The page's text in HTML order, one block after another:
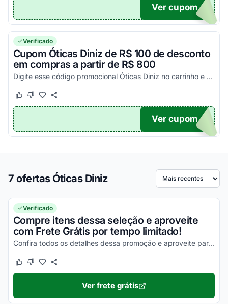
FF
Ver cupom
Verificado
Cupom Óticas Diniz de R$ 100 de desconto
em compras a partir de R$ 800
Digite esse código promocional Óticas Diniz no carrinho e aproveite!
Este cupom funcionou
Este cupom não funcionou
FF
Ver cupom
7 ofertas Óticas Diniz Ordenar por
Verificado
Compre itens dessa seleção e aproveite
com Frete Grátis por tempo limitado!
Confira todos os detalhes dessa promoção e aproveite para economizar na entrega dos seus produtos!
Este cupom funcionou
Este cupom não funcionou
Ver frete grátis